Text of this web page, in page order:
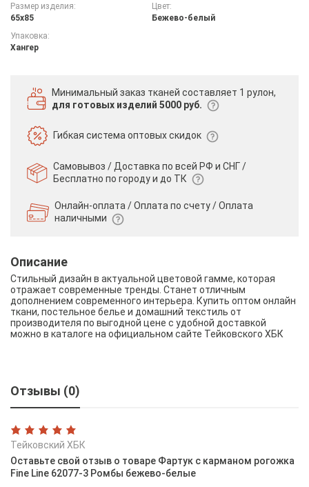
Размер изделия:
65х85
Цвет:
Бежево-белый
Упаковка:
Хангер
Минимальный заказ тканей составляет 1 рулон,
для готовых изделий 5000 руб.
Гибкая системаоптовых скидок
Самовывоз / Доставка по всей РФ и СНГ /
Бесплатно по городу и до ТК
Онлайн-оплата / Оплата по счету /Оплата
наличными
Описание
Стильный дизайн в актуальной цветовой гамме, которая
отражает современные тренды. Станет отличным
дополнением современного интерьера. Купить оптом онлайн
ткани, постельное белье и домашний текстиль от
производителя по выгодной цене с удобной доставкой
можно в каталоге на официальном сайте Тейковского ХБК
Отзывы (0)
Тейковский ХБК
Оставьте свой отзыв о товаре Фартук с карманом рогожка
Fine Line 62077-3 Ромбы бежево-белые